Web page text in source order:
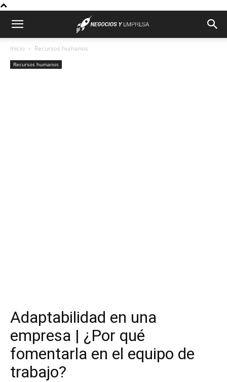
Inicio Recursos humanos
Recursos humanos
Adaptabilidad en una
empresa | ¿Por qué
fomentarla en el equipo de
trabajo?